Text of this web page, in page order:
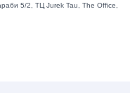
5/2, ТЦ Jurek Tau, The Office,